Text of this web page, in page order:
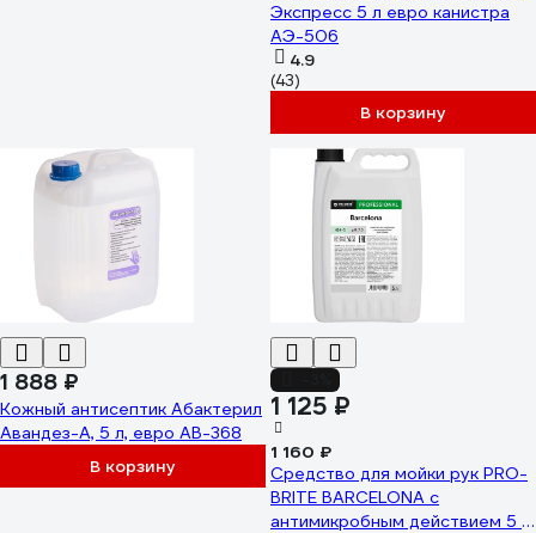
Экспресс 5 л евро канистра
АЭ-506
4.9
(43)
В корзину
1 888 ₽
Кожный антисептик Абактерил
Авандез-А, 5 л, евро АВ-368
В корзину
1 125 ₽
1 160 ₽
Средство для мойки рук PRO-
BRITE BARCELONA с
антимикробным действием 5 л